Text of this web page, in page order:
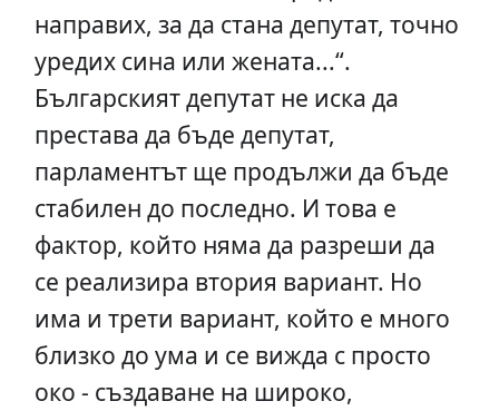
направих, за да стана депутат, точно
уредих сина или жената...“.
Българският депутат не иска да
престава да бъде депутат,
парламентът ще продължи да бъде
стабилен до последно. И това е
фактор, който няма да разреши да
се реализира втория вариант. Но
има и трети вариант, който е много
близко до ума и се вижда с просто
око - създаване на широко,